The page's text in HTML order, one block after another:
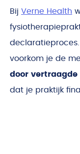
Bij Verne Health
voorkom je de
door
dat je praktijk